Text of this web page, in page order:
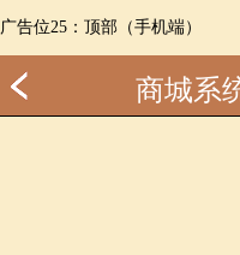
广告位25：顶部（手机端）
商城系